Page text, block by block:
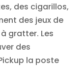
des cigarillos,
des jeux de
gratter. Les
des
la poste